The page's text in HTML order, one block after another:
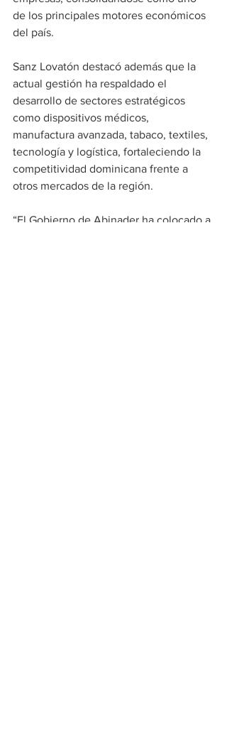
de los principales motores económicos
del país.
Sanz Lovatón destacó además que la
actual gestión ha respaldado el
desarrollo de sectores estratégicos
como dispositivos médicos,
manufactura avanzada, tabaco, textiles,
tecnología y logística, fortaleciendo la
competitividad dominicana frente a
otros mercados de la región.
“El Gobierno de Abinader ha colocado a